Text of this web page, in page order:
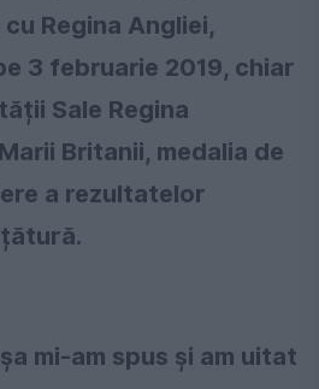
Regina Angliei,
3 februarie 2019, chiar
Sale Regina
Britanii, medalia de
a rezultatelor
mi-am spus și am uitat